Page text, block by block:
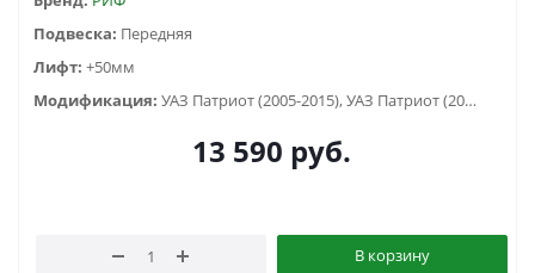
Подвеска: Передняя
Лифт: +50мм
Модификация:
УАЗ Патриот (2005-2015), УАЗ Патриот (2015-2018), УАЗ Патриот пикап (2008-...)
13 590 руб.
В корзину